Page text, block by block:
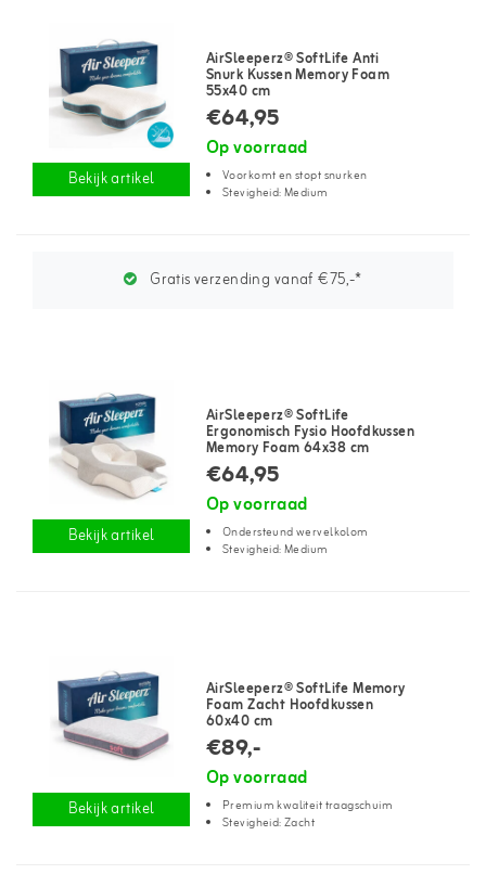
Bekijk artikel
AirSleeperz® SoftLife Anti
Snurk Kussen Memory Foam
55x40 cm
€64,95
Op voorraad
Voorkomt en stopt snurken
Stevigheid: Medium
Gratis verzending vanaf €75,-*
Bekijk artikel
AirSleeperz® SoftLife
Ergonomisch Fysio Hoofdkussen
Memory Foam 64x38 cm
€64,95
Op voorraad
Ondersteund wervelkolom
Stevigheid: Medium
Bekijk artikel
AirSleeperz® SoftLife Memory
Foam Zacht Hoofdkussen
60x40 cm
€89,-
Op voorraad
Premium kwaliteit traagschuim
Stevigheid: Zacht